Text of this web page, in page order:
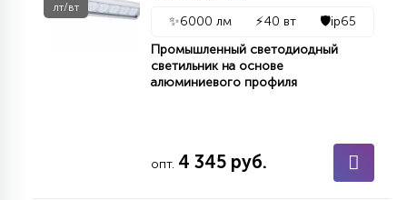
лт/вт
✨6000 лм ⚡40 вт 🛡️ip65
Промышленный светодиодный
светильник на основе
алюминиевого профиля
опт. 4 345 руб.